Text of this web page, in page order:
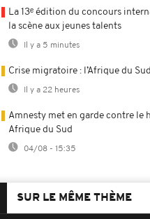
La 13ᵉ édition du concours
la scène aux jeunes talents
Il y a 5 minutes
Crise migratoire : l’Afrique du
Il y a 22 heures
Amnesty met en garde contre
Afrique du Sud
04/08 - 15:35
SUR LE MÊME THÈME